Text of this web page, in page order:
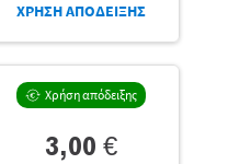
ΧΡΗΣΗ ΑΠΟΔΕΙΞΗΣ
Χρήση απόδειξης
3,00 €